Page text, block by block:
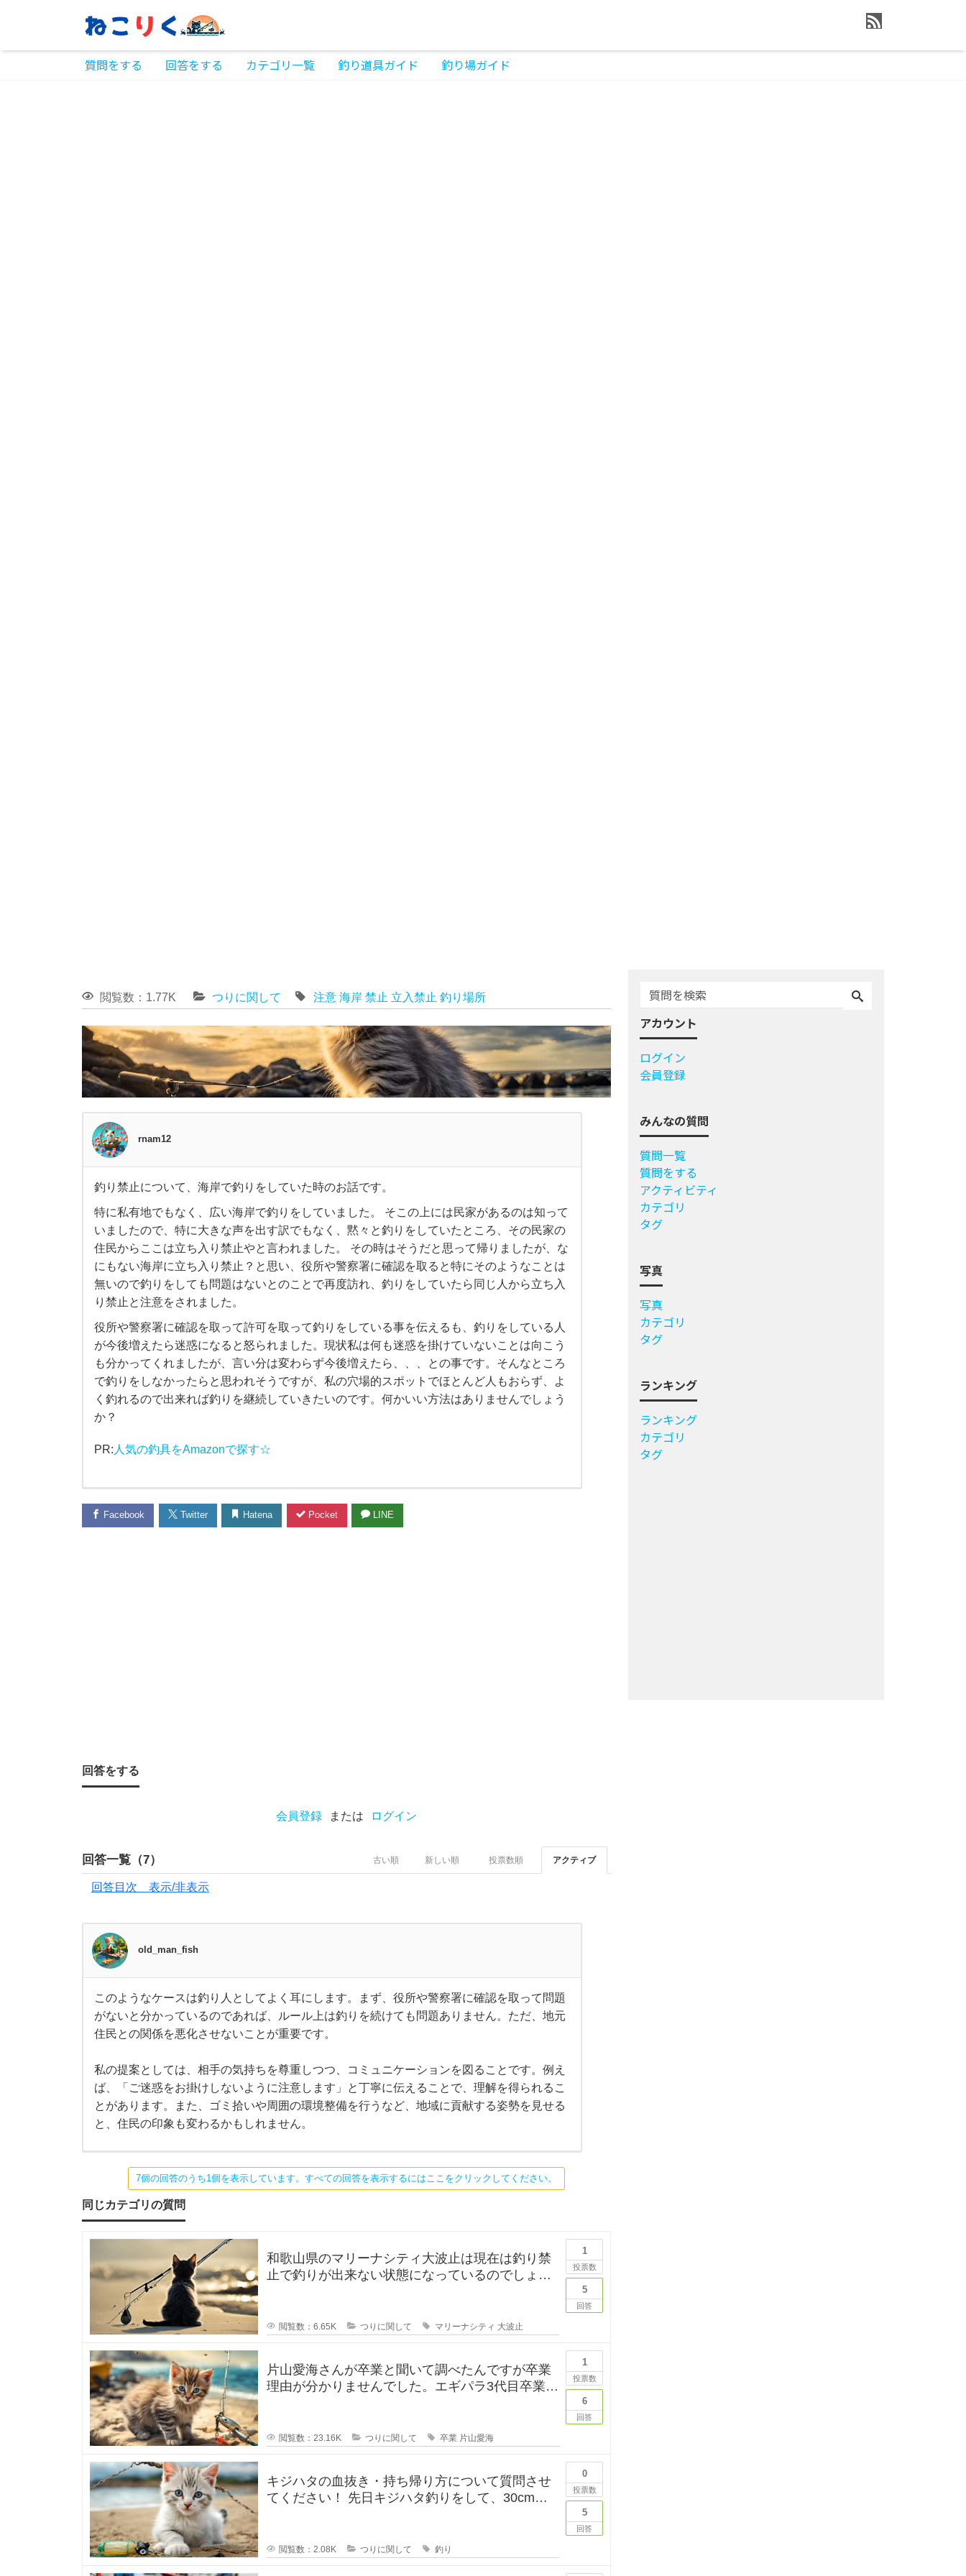
質問をする 回答をする カテゴリ一覧 釣り道具ガイド 釣り場ガイド
閲覧数：1.77K つりに関して 注意 海岸 禁止 立入禁止 釣り場所
rnam12
釣
り
禁
止
に
つ
い
て
、
海
て
い
時
の
お
話
で
す
。
特
に
有
地
で
も
な
く
、
広
い
海
岸
釣り禁止について、海岸で釣りをしていた時のお話です。
特に私有地でもなく、広い海岸で釣りをしていました。 そこの上には民家があるのは知って
いましたので、特に大きな声を出す訳でもなく、黙々と釣りをしていたところ、その民家の
住民からここは立ち入り禁止やと言われました。 その時はそうだと思って帰りましたが、な
にもない海岸に立ち入り禁止？と思い、役所や警察署に確認を取ると特にそのようなことは
無いので釣りをしても問題はないとのことで再度訪れ、釣りをしていたら同じ人から立ち入
り禁止と注意をされました。
役所や警察署に確認を取って許可を取って釣りをしている事を伝えるも、釣りをしている人
が今後増えたら迷惑になると怒られました。現状私は何も迷惑を掛けていないことは向こう
も分かってくれましたが、言い分は変わらず今後増えたら、、、との事です。そんなところ
で釣りをしなかったらと思われそうですが、私の穴場的スポットでほとんど人もおらず、よ
く釣れるので出来れば釣りを継続していきたいのです。何かいい方法はありませんでしょう
か？
PR: 人気の釣具をAmazonで探す☆
Facebook Twitter Hatena Pocket LINE
回答をする
会員登録 または ログイン
回答一覧（7） アクティブ
投票数順
新しい順
古い順
回答目次 表示/非表示
old_man_fish
こ
の
よ
う
ケ
ー
ス
は
釣
り
人
し
耳
に
し
ま
。
ま
ず
や
察
署
に
確
認
このようなケースは釣り人としてよく耳にします。まず、役所や警察署に確認を取って問題
がないと分かっているのであれば、ルール上は釣りを続けても問題ありません。ただ、地元
住民との関係を悪化させないことが重要です。
私の提案としては、相手の気持ちを尊重しつつ、コミュニケーションを図ることです。例え
ば、「ご迷惑をお掛けしないように注意します」と丁寧に伝えることで、理解を得られるこ
とがあります。また、ゴミ拾いや周囲の環境整備を行うなど、地域に貢献する姿勢を見せる
と、住民の印象も変わるかもしれません。
7個の回答のうち1個を表示しています。すべての回答を表示するにはここをクリックしてください。
同じカテゴリの質問
和歌山県のマリーナシティ大波止は現在は釣り禁
止で釣りが出来ない状態になっているのでしょう
閲覧数：6.65K つりに関して マリーナシティ 大波止
1
投票数
5
回答
片山愛海さんが卒業と聞いて調べたんですが卒業
理由が分かりませんでした。エギパラ3代目卒業回
閲覧数：23.16K つりに関して 卒業 片山愛海
1
投票数
6
回答
キジハタの血抜き・持ち帰り方について質問させ
てください！ 先日キジハタ釣りをして、30cm台
閲覧数：2.08K つりに関して 釣り
0
投票数
5
回答
アカウント
ログイン
会員登録
みんなの質問
質問一覧
質問をする
アクティビティ
カテゴリ
タグ
写真
写真
カテゴリ
タグ
ランキング
ランキング
カテゴリ
タグ